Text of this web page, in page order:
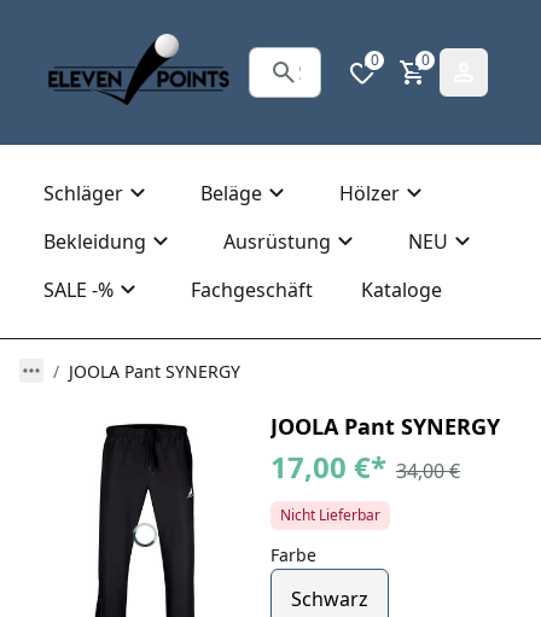
0 0
Schläger Beläge
Hölzer
Bekleidung
Ausrüstung
NEU
SALE -%
Fachgeschäft Kataloge
JOOLA Pant SYNERGY
JOOLA Pant SYNERGY
17,00 €* 34,00 €
Nicht Lieferbar
Farbe
Schwarz